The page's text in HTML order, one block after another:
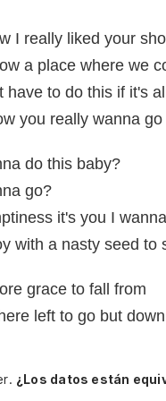
I really liked your
a place where we
have to do this if it's
you really wanna go
do this baby?
go?
it's you I
with a nasty seed to
grace to fall from
left to go but down
¿Los datos están